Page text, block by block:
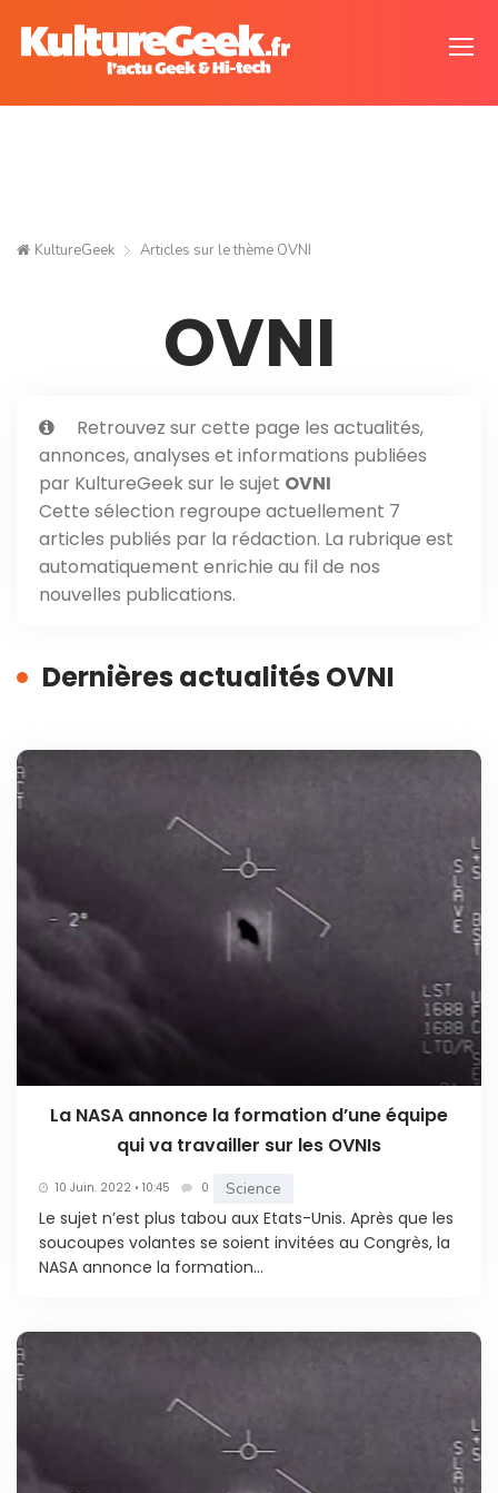
KultureGeek Articles sur le thème OVNI
OVNI
Retrouvez sur cette page les actualités,
annonces, analyses et informations publiées
par KultureGeek sur le sujet OVNI
Cette sélection regroupe actuellement 7
articles publiés par la rédaction. La rubrique est
automatiquement enrichie au fil de nos
nouvelles publications.
Dernières actualités OVNI
La NASA annonce la formation d’une équipe
qui va travailler sur les OVNIs
10 Juin. 2022 • 10:45 0 Science
Le sujet n’est plus tabou aux Etats-Unis. Après que les
soucoupes volantes se soient invitées au Congrès, la
NASA annonce la formation...